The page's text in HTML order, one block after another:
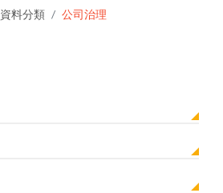
資料分類 公司治理